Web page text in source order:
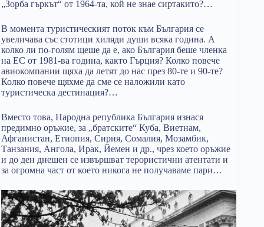
„Зорба гъркът“ от 1964-та, кой не знае сиртакито?…
В момента туристическият поток към България се
увеличава със стотици хиляди души всяка година. А
колко ли по-голям щеше да е, ако България беше членка
на ЕС от 1981-ва година, както Гърция? Колко повече
авиокомпании щяха да летят до нас през 80-те и 90-те?
Колко повече щяхме да сме се наложили като
туристическа дестинация?…
Вместо това, Народна република България изнася
предимно оръжие, за „братските“ Куба, Виетнам,
Афганистан, Етиопия, Сирия, Сомалия, Мозамбик,
Танзания, Ангола, Ирак, Йемен и др., чрез което оръжие
и до ден днешен се извършват терористични атентати и
за огромна част от което никога не получаваме пари…